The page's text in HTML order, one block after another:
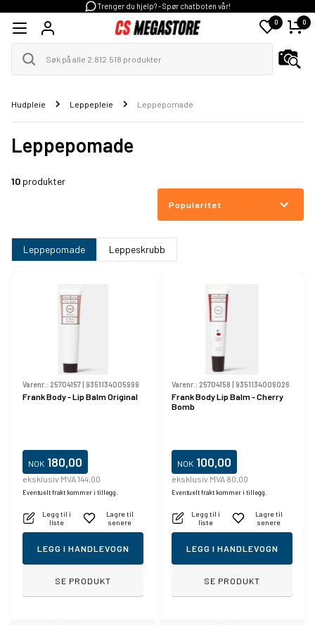
Trenger du hjelp? - Spør chatboten vår!
0 0
Hudpleie Leppepleie Leppepomade
Leppepomade
10 produkter
Popularitet
Leppepomade Leppeskrubb
Varenr.: 25704157| 9351134005999
Frank Body - Lip Balm Original
NOK 180,00
eksklusiv MVA 144,00
Eventuelt frakt kommer i tillegg.
Legg til i
liste
Lagre til
senere
LEGG I HANDLEVOGN
SE PRODUKT
Varenr.: 25704158 | 9351134006026
Frank Body Lip Balm - Cherry
Bomb
NOK 100,00
eksklusiv MVA 80,00
Eventuelt frakt kommer i tillegg.
Legg til i
liste
Lagre til
senere
LEGG I HANDLEVOGN
SE PRODUKT